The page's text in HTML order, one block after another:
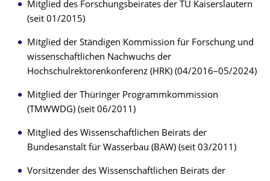
Mitglied des Forschungsbeirates der TU Kaiserslautern
(seit 01/2015)
Mitglied der Ständigen Kommission für Forschung und
wissenschaftlichen Nachwuchs der
Hochschulrektorenkonferenz (HRK) (04/2016–05/2024)
Mitglied der Thüringer Programmkommission
(TMWWDG) (seit 06/2011)
Mitglied des Wissenschaftlichen Beirats der
Bundesanstalt für Wasserbau (BAW) (seit 03/2011)
Vorsitzender des Wissenschaftlichen Beirats der